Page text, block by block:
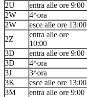
2U
entra alle ore 9:00
2W
4^ora
2W
esce alle ore 13:00
2Z
entra alle ore
10:00
3D
entra alle ore 9:00
3D
4^ora
3J
3^ora
3K
esce alle ore 13:00
3M
entra alle ore 9:00